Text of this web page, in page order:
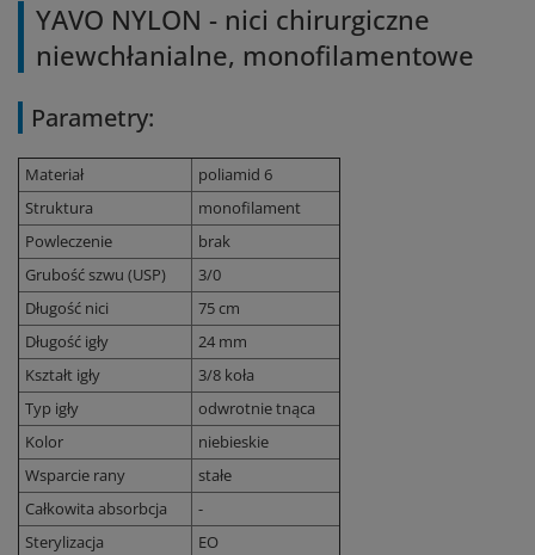
YAVO NYLON - nici chirurgiczne
niewchłanialne, monofilamentowe
Parametry:
Materiał
poliamid 6
Struktura
monofilament
Powleczenie
brak
Grubość szwu (USP)
3/0
Długość nici
75 cm
Długość igły
24 mm
Kształt igły
3/8 koła
Typ igły
odwrotnie tnąca
Kolor
niebieskie
Wsparcie rany
stałe
Całkowita absorbcja
-
Sterylizacja
EO